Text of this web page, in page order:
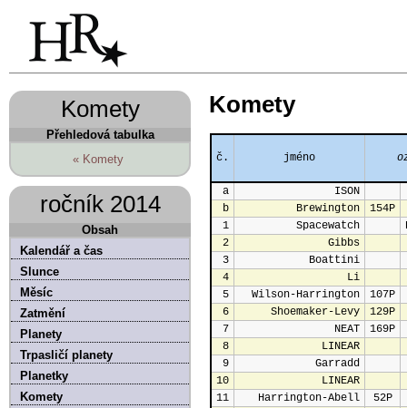
Komety
Přehledová tabulka
« Komety
ročník 2014
Obsah
Kalendář a čas
Slunce
Měsíc
Zatmění
Planety
Trpasličí planety
Planetky
Komety
Komety
č. jméno
a
ISON
b
Brewington
154P
1
Spacewatch
2
Gibbs
3
Boattini
4
Li
5
Wilson-Harrington
107P
6
Shoemaker-Levy
129P
7
NEAT
169P
8
LINEAR
9
Garradd
10
LINEAR
11
Harrington-Abell
52P